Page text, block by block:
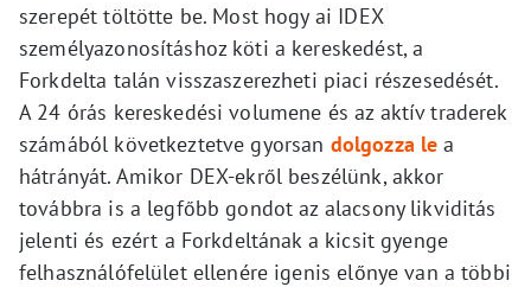
szerepét töltötte be. Most hogy ai IDEX
személyazonosításhoz köti a kereskedést, a
Forkdelta talán visszaszerezheti piaci részesedését.
A 24 órás kereskedési volumene és az aktív traderek
számából következtetve gyorsan dolgozza le a
hátrányát. Amikor DEX-ekről beszélünk, akkor
továbbra is a legfőbb gondot az alacsony likviditás
jelenti és ezért a Forkdeltának a kicsit gyenge
felhasználófelület ellenére igenis előnye van a többi